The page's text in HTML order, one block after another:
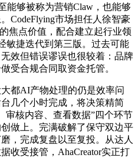
够被称为营销Claw，也能够
CodeFlying市场担任人徐智豪
焦点价值，配合建立起行业领
敏捷迭代到第三版。过去可能
效但错误谬误也很较着：品牌
受合规合同取资金托管。
AI产物处理的仍是效率问
几个小时完成，将决策精简
审核内容、查看数据”四个环节
做上。完满破解了保守双边平
，完成复盘以至复投。从达人
收受接管，AhaCreator实正打